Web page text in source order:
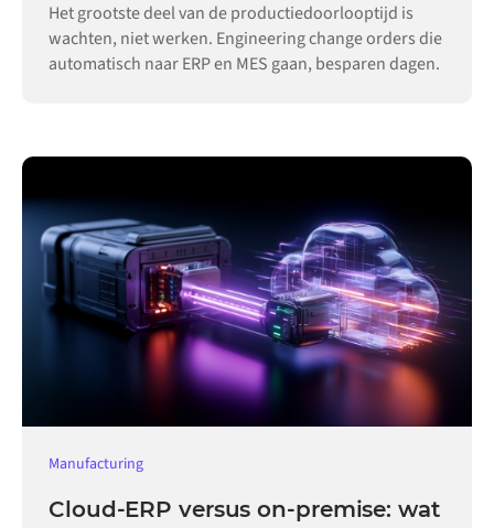
Het grootste deel van de productiedoorlooptijd is
wachten, niet werken. Engineering change orders die
automatisch naar ERP en MES gaan, besparen dagen.
Manufacturing
Cloud-ERP versus on-premise: wat